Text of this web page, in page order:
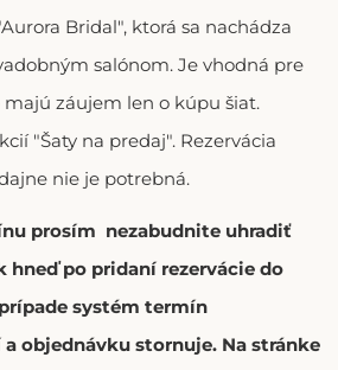
Bridal", ktorá sa nachádza
salónom. Je vhodná pre
majú záujem len o kúpu šiat.
"Šaty na predaj". Rezervácia
nie je potrebná.
prosím nezabudnite uhradiť
hneď po pridaní rezervácie do
systém termín
objednávku stornuje. Na stránke